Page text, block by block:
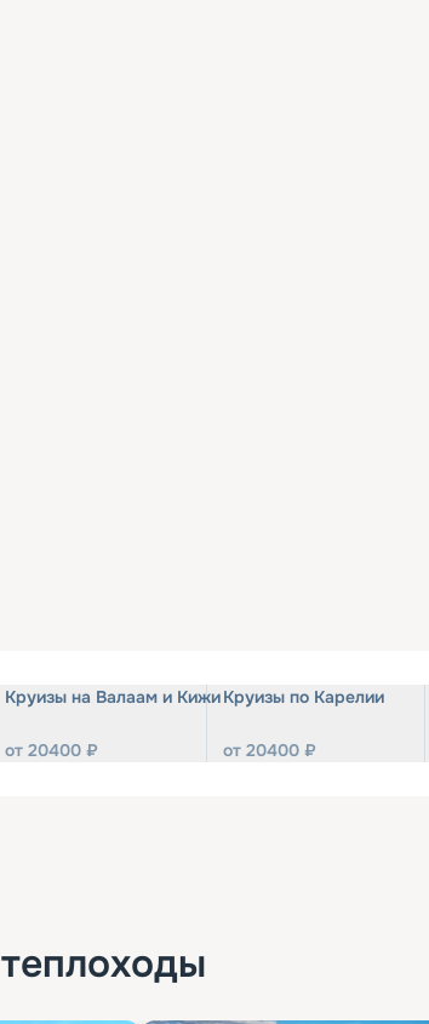
Круизы на Валаам и Кижи
от 20400 ₽
Круизы по Карелии
от 20400 ₽
теплоходы